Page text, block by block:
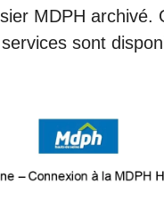
MDPH archivé.
sont